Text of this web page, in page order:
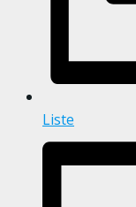
Liste